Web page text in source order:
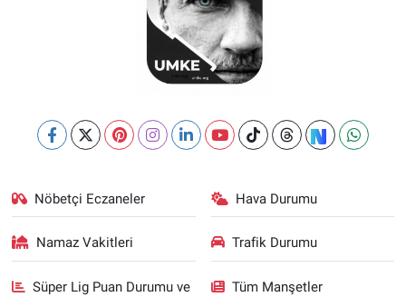
Nöbetçi Eczaneler Hava Durumu
Namaz Vakitleri Trafik Durumu
Süper Lig Puan Durumu ve
Tüm Manşetler